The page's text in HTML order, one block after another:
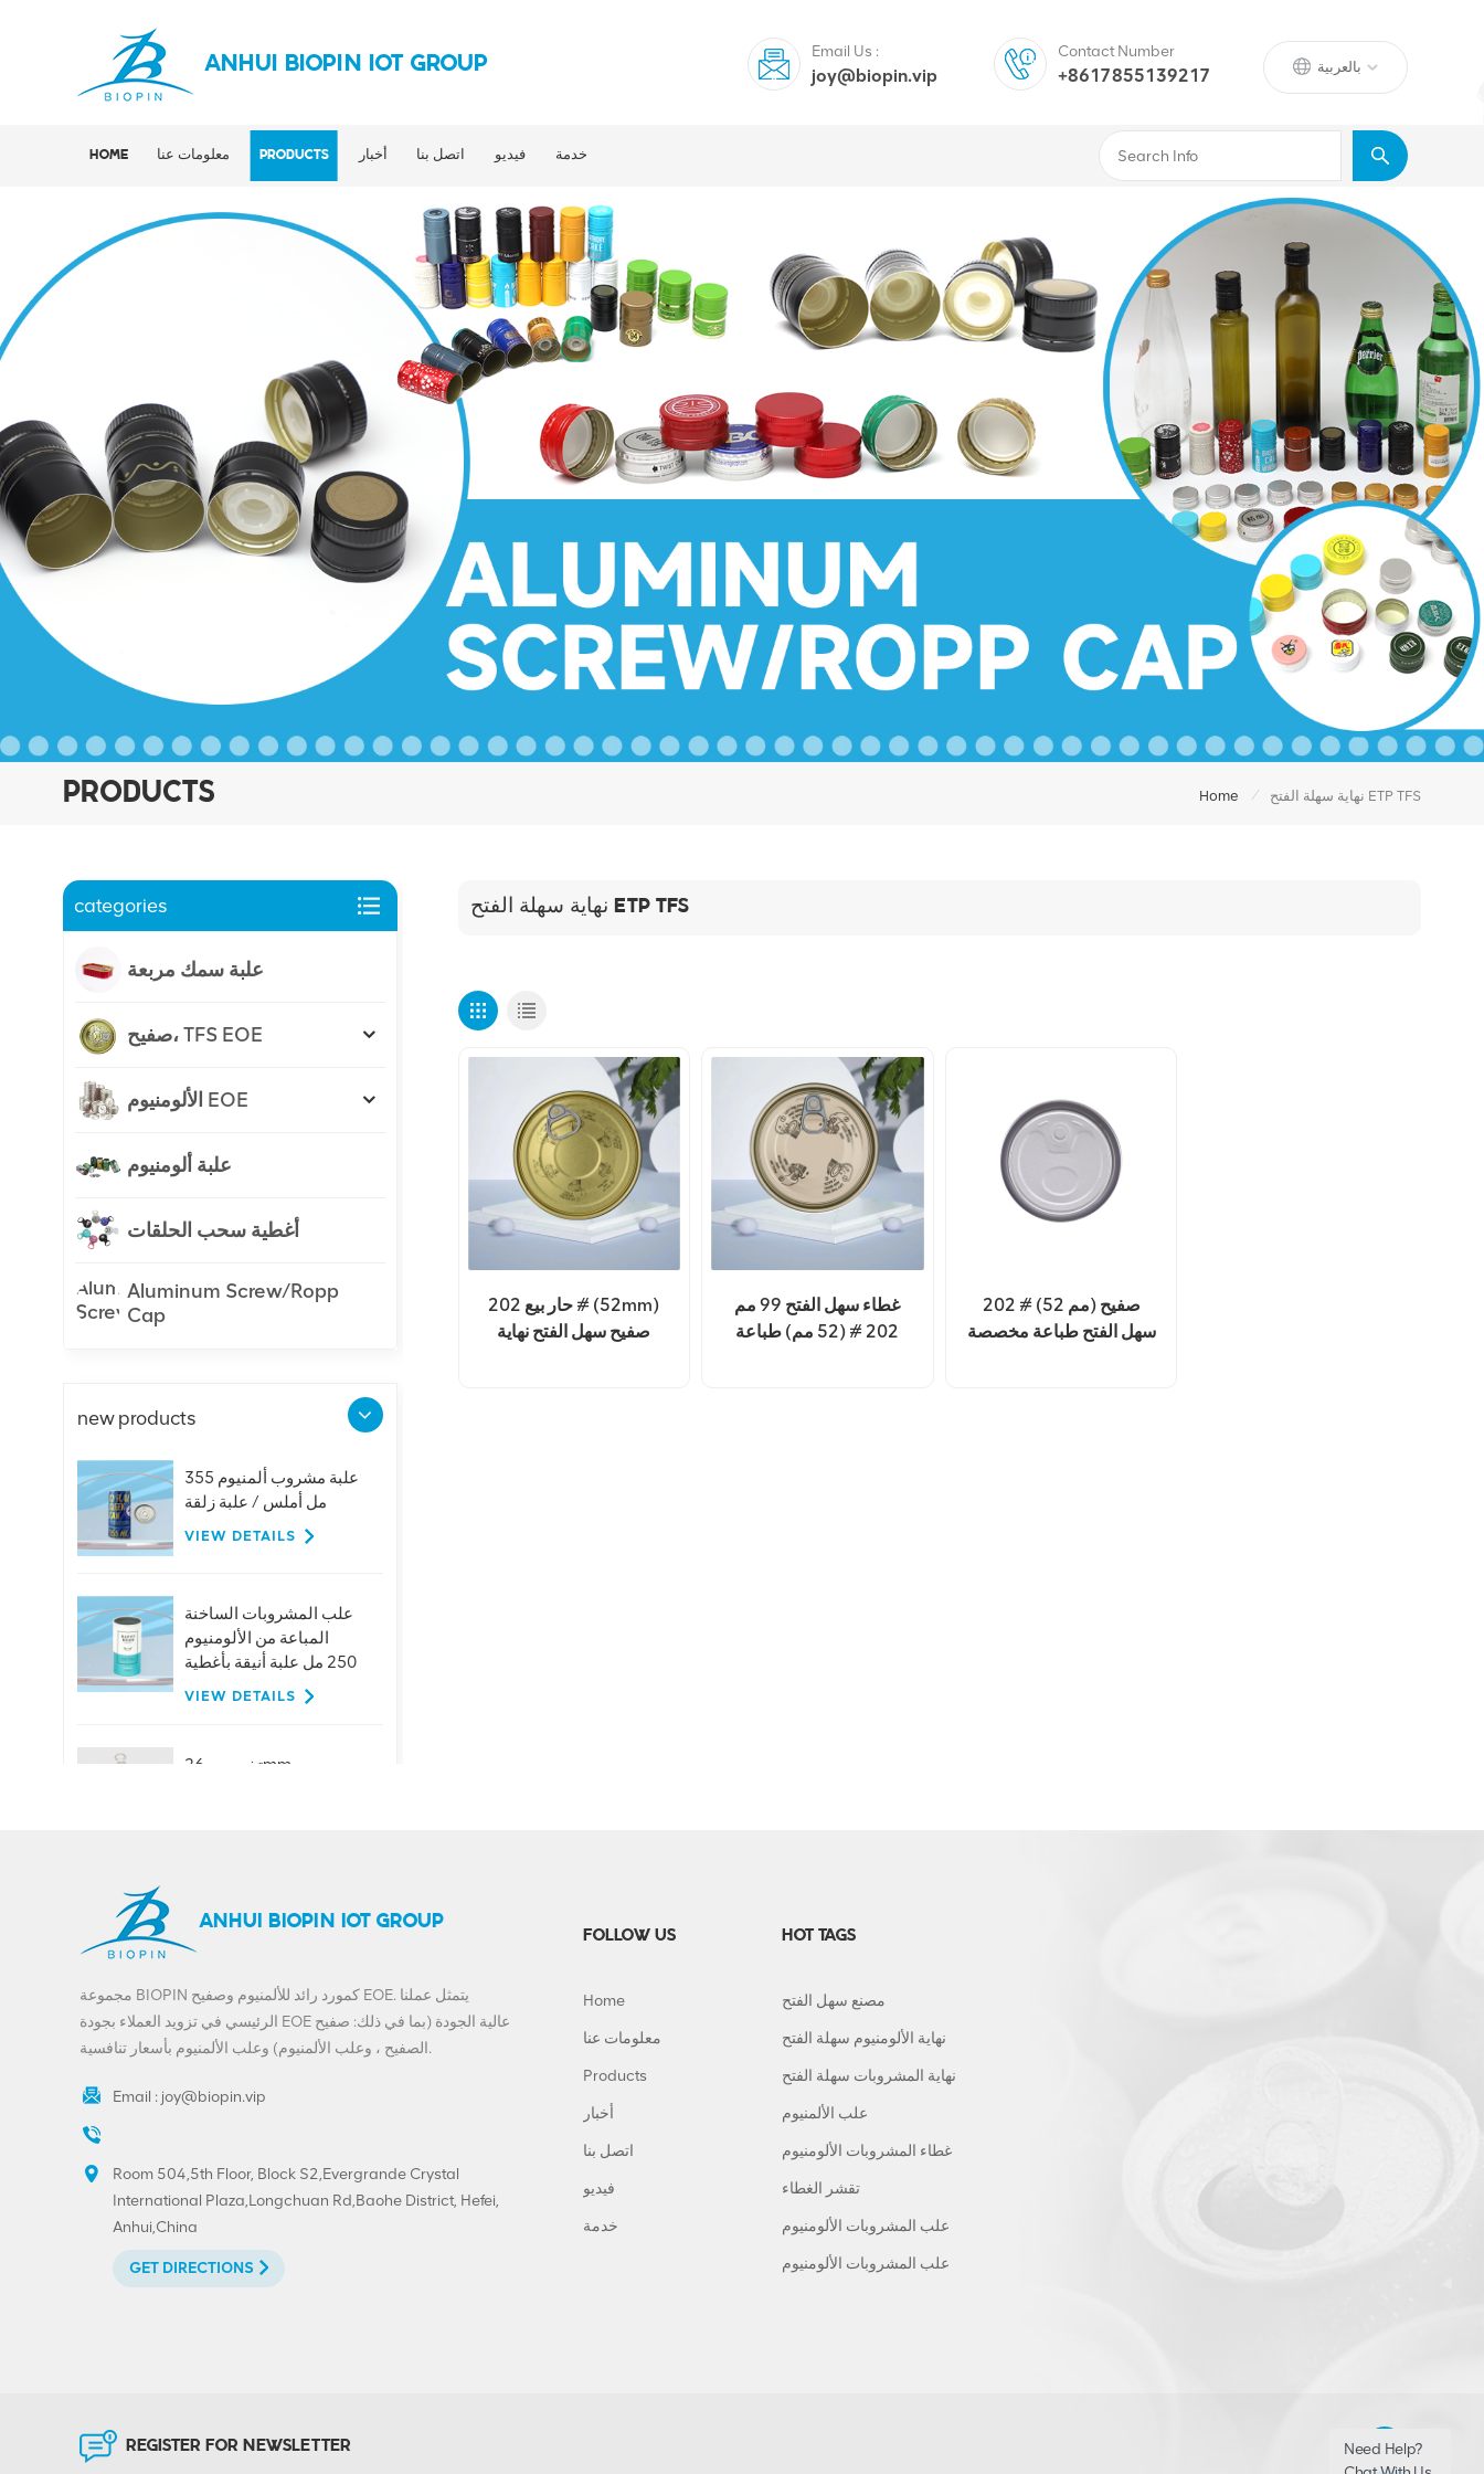
ANHUI BIOPIN IOT GROUP بالعربية
Email Us :
joy@biopin.vip
Contact Number
+8617855139217
HOME معلومات عنا PRODUCTS أخبار اتصل بنا فيديو خدمة
PRODUCTS Home / نهاية سهلة الفتح ETP TFS
نهاية سهلة الفتح ETP TFS
حار بيع 202 # (52mm)
صفيح سهل الفتح نهاية
غطاء سهل الفتح 99 مم
202 # (52 مم) طباعة
202 # (52 مم) صفيح
سهل الفتح طباعة مخصصة
categories
علبة سمك مربعة
صفيح، TFS EOE
الألومنيوم EOE
علبة ألومنيوم
أغطية سحب الحلقات
Aluminum Screw/Ropp
Cap
new products
علبة مشروب ألمنيوم 355
مل أملس / علبة زلقة
VIEW DETAILS
علب المشروبات الساخنة
المباعة من الألومنيوم
250 مل علبة أنيقة بأغطية
VIEW DETAILS
تخصيص 26mm
حار بيع 401 # 99mm
الألومنيوم سهلة الفتح
المباشر
VIEW DETAILS
ينتهي-200-SOT-LOE
تقشر نهاية
VIEW DETAILS
ANHUI BIOPIN IOT GROUP
مجموعة BIOPIN كمورد رائد للألمنيوم وصفيح EOE. يتمثل عملنا
الرئيسي في تزويد العملاء بجودة EOE عالية الجودة (بما في ذلك: صفيح
الصفيح ، وعلب الألمنيوم) وعلب الألمنيوم بأسعار تنافسية.
Email : joy@biopin.vip
Room 504,5th Floor, Block S2,Evergrande Crystal
International Plaza,Longchuan Rd,Baohe District, Hefei,
Anhui,China
GET DIRECTIONS
FOLLOW US
Home
معلومات عنا
Products
أخبار
اتصل بنا
فيديو
خدمة
HOT TAGS
مصنع سهل الفتح
نهاية الألومنيوم سهلة الفتح
نهاية المشروبات سهلة الفتح
علب الألمنيوم
غطاء المشروبات الألومنيوم
تقشر الغطاء
علب المشروبات الألومنيوم
علب المشروبات الألومنيوم
REGISTER FOR NEWSLETTER
Need Help?